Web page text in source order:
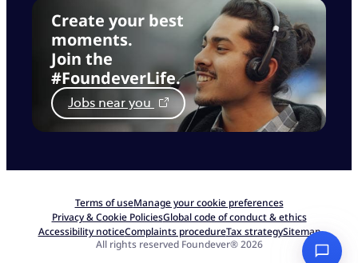
Create your best
moments.
Join the
#FoundeverLife.
Jobs near you
Terms of useManage your cookie preferences
Privacy & Cookie PoliciesGlobal code of conduct & ethics
Accessibility noticeComplaints procedureTax strategySitemap
All rights reserved Foundever® 2026